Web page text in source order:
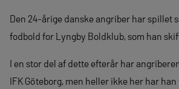
Den 24-årige danske angriber har spillet
fodbold for Lyngby Boldklub, som han
I en stor del af dette efterår har
IFK Göteborg, men heller ikke her har